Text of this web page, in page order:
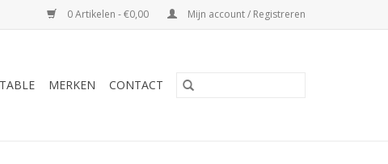
0 Artikelen - €0,00 Mijn account / Registreren
MERKEN CONTACT